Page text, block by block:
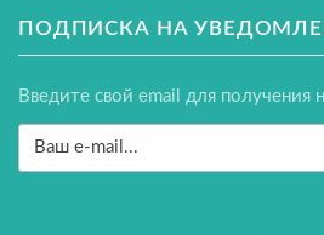
ПОДПИСКА НА
Введите свой email для получения